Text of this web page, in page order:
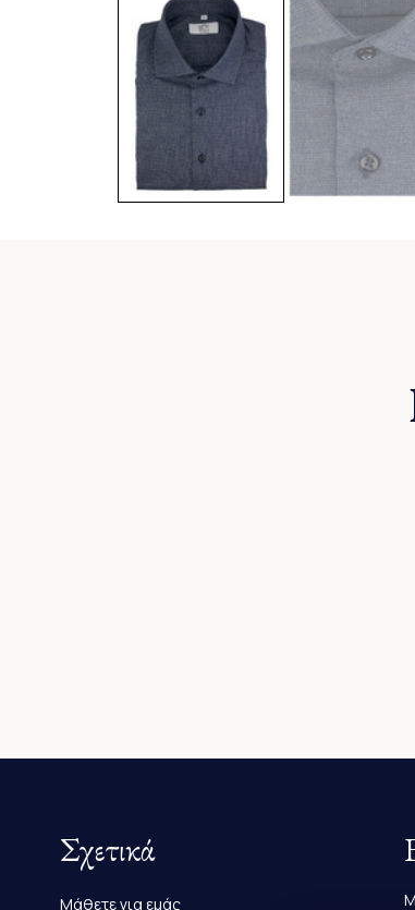
Σχετικά
Μάθετε για εμάς